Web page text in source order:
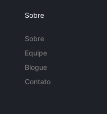
Sobre
Sobre
Equipe
Blogue
Contato